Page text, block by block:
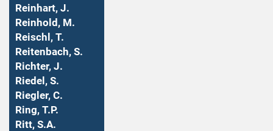
Reinhart, J.
Reinhold, M.
Reischl, T.
Reitenbach, S.
Richter, J.
Riedel, S.
Riegler, C.
Ring, T.P.
Ritt, S.A.